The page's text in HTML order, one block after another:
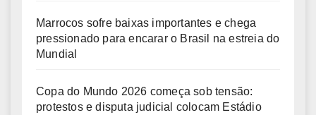
Marrocos sofre baixas importantes e chega
pressionado para encarar o Brasil na estreia do
Mundial
Copa do Mundo 2026 começa sob tensão:
protestos e disputa judicial colocam Estádio